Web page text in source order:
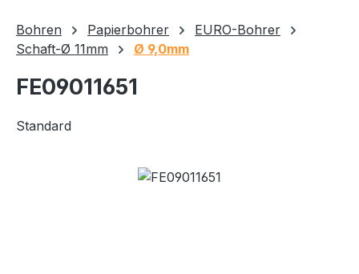
Bohren Papierbohrer
EURO-Bohrer
Schaft-Ø 11mm
Ø 9,0mm
FE09011651
Standard
Bildergalerie überspringen